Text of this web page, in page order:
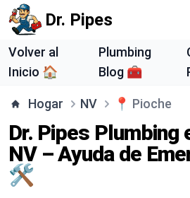
Dr. Pipes
Volver al
Inicio 🏠
Plumbing
Blog 🧰
Hogar NV 📍 Pioche
Dr. Pipes Plumbing
NV – Ayuda de
🛠️